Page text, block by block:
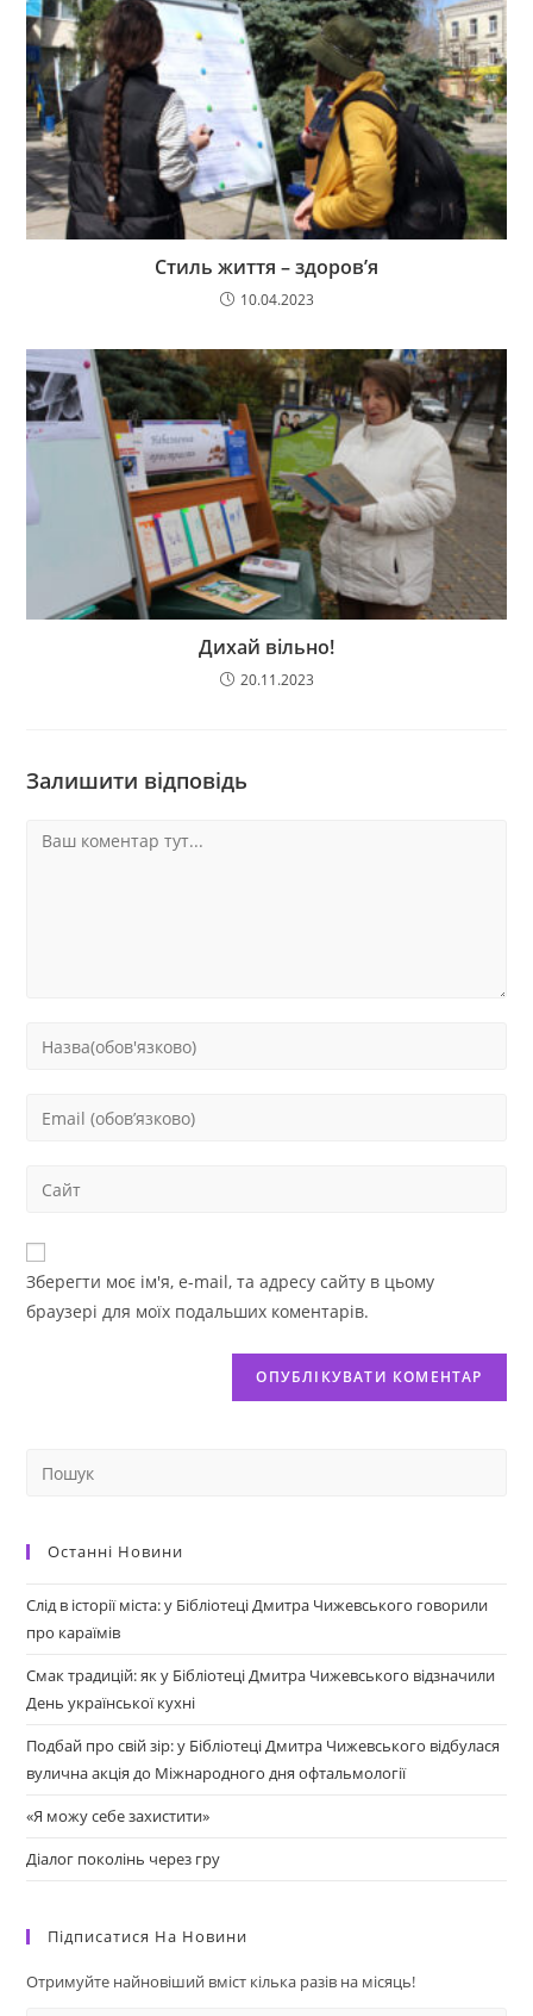
Стиль життя – здоров’я
10.04.2023
Дихай вільно!
20.11.2023
Залишити відповідь
Зберегти моє ім'я, e-mail, та адресу сайту в цьому
браузері для моїх подальших коментарів.
Останні Новини
Слід в історії міста: у Бібліотеці Дмитра Чижевського говорили
про караїмів
Смак традицій: як у Бібліотеці Дмитра Чижевського відзначили
День української кухні
Подбай про свій зір: у Бібліотеці Дмитра Чижевського відбулася
вулична акція до Міжнародного дня офтальмології
«Я можу себе захистити»
Діалог поколінь через гру
Підписатися На Новини
Отримуйте найновіший вміст кілька разів на місяць!